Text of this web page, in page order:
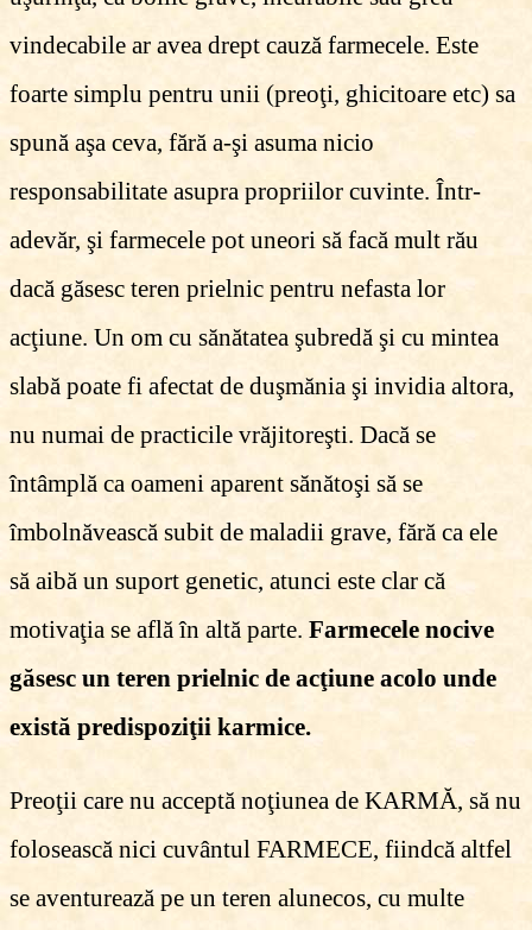
vindecabile ar avea drept cauză farmecele. Este
foarte simplu pentru unii (preoţi, ghicitoare etc) sa
spună aşa ceva, fără a-şi asuma nicio
responsabilitate asupra propriilor cuvinte. Într-
adevăr, şi farmecele pot uneori să facă mult rău
dacă găsesc teren prielnic pentru nefasta lor
acţiune. Un om cu sănătatea şubredă şi cu mintea
slabă poate fi afectat de duşmănia şi invidia altora,
nu numai de practicile vrăjitoreşti. Dacă se
întâmplă ca oameni aparent sănătoşi să se
îmbolnăvească subit de maladii grave, fără ca ele
să aibă un suport genetic, atunci este clar că
motivaţia se află în altă parte. Farmecele nocive
găsesc un teren prielnic de acţiune acolo unde
există predispoziţii karmice.
Preoţii care nu acceptă noţiunea de KARMĂ, să nu
folosească nici cuvântul FARMECE, fiindcă altfel
se aventurează pe un teren alunecos, cu multe